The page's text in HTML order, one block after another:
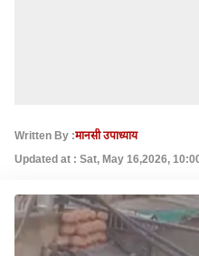
Written By :मानसी उपाध्याय
Updated at : Sat, May 16,2026,